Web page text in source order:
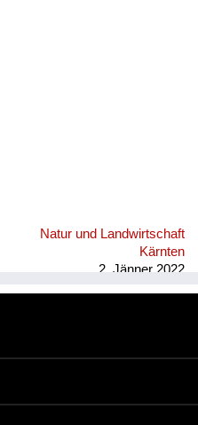
Natur und Landwirtschaft
Kärnten
2. Jänner 2022